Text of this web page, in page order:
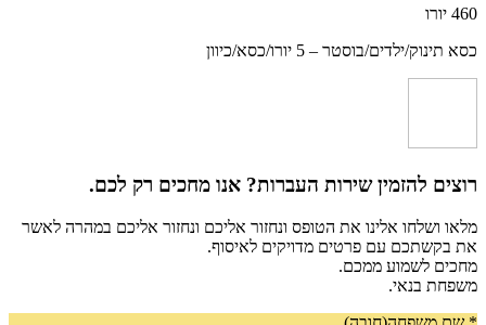
ילדים/בוסטר – 5 יורו/כסא/כיוון
להזמין שירות העברות? אנו מחכים רק לכם.
אלינו את הטופס ונחזור אליכם ונחזור אליכם במהרה לאשר
עם פרטים מדויקים לאיסוף.
לשמוע ממכם.
בנאי.